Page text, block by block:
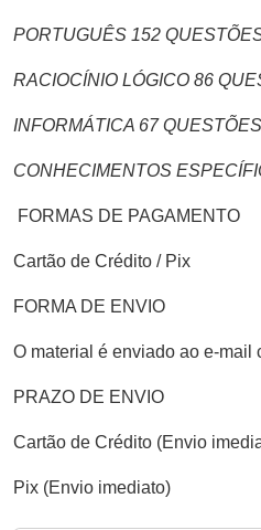
PORTUGUÊS 152
RACIOCÍNIO LÓGICO 86
INFORMÁTICA 67 QUESTÕES
CONHECIMENTOS
FORMAS DE PAGAMENTO
Cartão de Crédito / Pix
FORMA DE ENVIO
O material é enviado ao e-mail
PRAZO DE ENVIO
Cartão de Crédito (Envio
Pix (Envio imediato)